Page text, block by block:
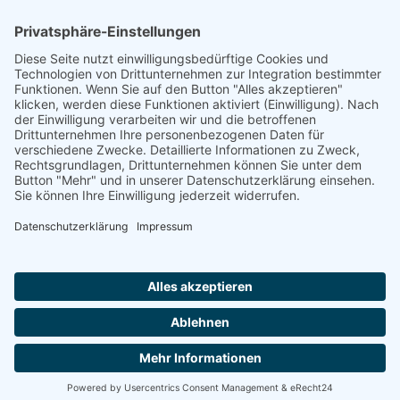
Quelle Geschichte der Juden in Schluchtern
Cookie-Einstellungen Datenschutz